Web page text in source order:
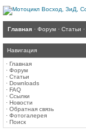
Главная · Форум · Статьи ·
Навигация
· Главная
· Форум
· Статьи
· Downloads
· FAQ
· Ссылки
· Новости
· Обратная связь
· Фотогалерея
· Поиск